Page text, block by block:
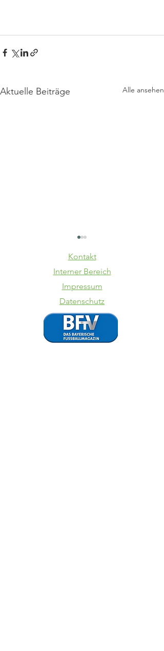
Aktuelle Beiträge Alle ansehen
SV Kasing -
VfB II
Kontakt
Interner Bereich
Impressum
Datenschutz